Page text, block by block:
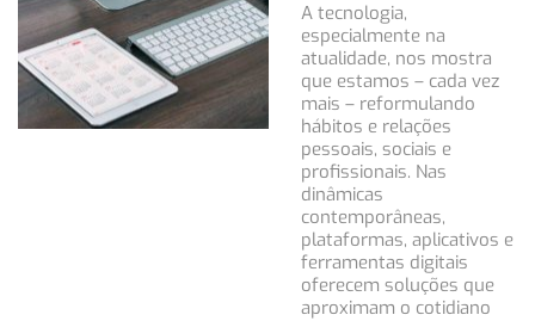
A tecnologia,
especialmente na
atualidade, nos mostra
que estamos – cada vez
mais – reformulando
hábitos e relações
pessoais, sociais e
profissionais. Nas
dinâmicas
contemporâneas,
plataformas, aplicativos e
ferramentas digitais
oferecem soluções que
aproximam o cotidiano